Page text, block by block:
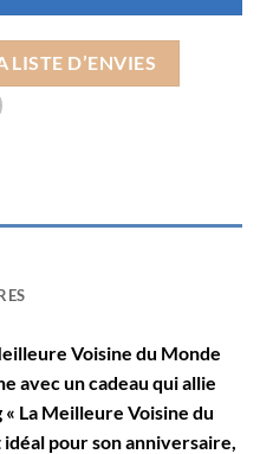
LISTE D’ENVIES
Voisine du Monde
avec un cadeau qui allie
La Meilleure Voisine du
pour son anniversaire,